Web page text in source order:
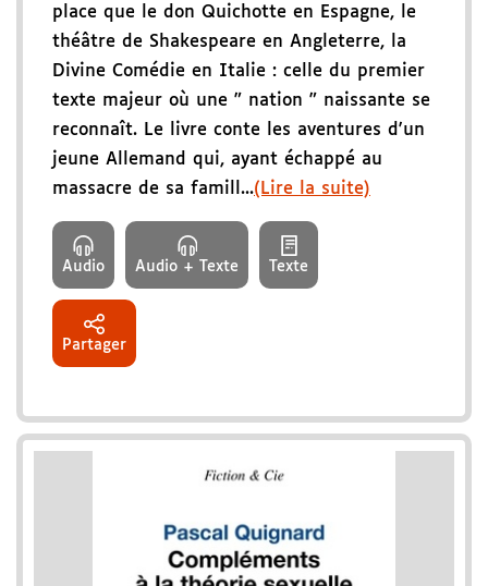
place que le don Quichotte en Espagne, le
théâtre de Shakespeare en Angleterre, la
Divine Comédie en Italie : celle du premier
texte majeur où une " nation " naissante se
reconnaît. Le livre conte les aventures d'un
jeune Allemand qui, ayant échappé au
massacre de sa famill...(Lire la suite)
Audio Audio + Texte Texte
Partager